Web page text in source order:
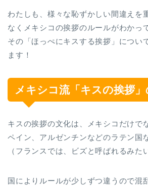
わたしも、様々な恥ずかしい間違えを
なくメキシコの挨拶のルールがわかっ
その「ほっぺにキスする挨拶」につい
ます！
メキシコ流「キスの挨拶
キスの挨拶の文化は、メキシコだけで
ペイン、アルゼンチンなどのラテン国
（フランスでは、ビズと呼ばれるみた
国によりルールが少しずつ違うので混